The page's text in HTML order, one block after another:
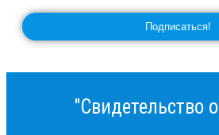
"Свидетельство